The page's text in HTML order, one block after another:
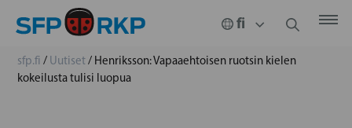
sfp.fi / Uutiset/ Henriksson: Vapaaehtoisen ruotsin kielen
kokeilusta tulisi luopua